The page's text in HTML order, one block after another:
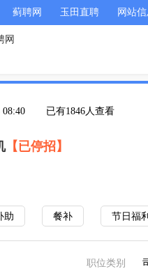
蓟聘网 玉田直聘 网站
已有1846人查看
【已停招】
助 餐补 节日福利
职位类别